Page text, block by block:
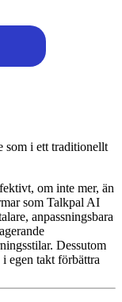
som i ett traditionellt
om inte mer, än
som Talkpal AI
anpassningsbara
Dessutom
egen takt förbättra